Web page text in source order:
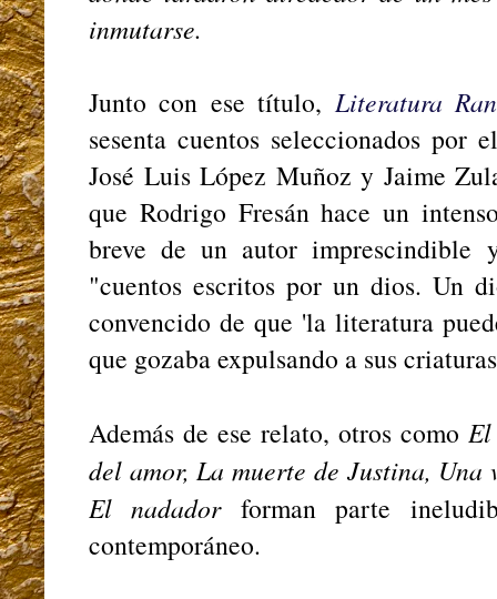
inmutarse.
Junto con ese título, Literatura
sesenta cuentos seleccionados por
José Luis López Muñoz y Jaime
que Rodrigo Fresán hace un
breve de un autor imprescindible
"cuentos escritos por un dios. Un
convencido de que 'la literatura
que gozaba expulsando a sus
Además de ese relato, otros como
del amor, La muerte de Justina,
El nadador forman parte
contemporáneo.